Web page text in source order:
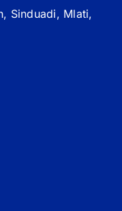
Sinduadi, Mlati,